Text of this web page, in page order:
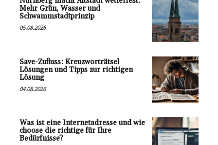
Mehr Grün, Wasser und
Schwammstadtprinzip
05.08.2026
Save-Zufluss: Kreuzworträtsel
Lösungen und Tipps zur richtigen
Lösung
04.08.2026
Was ist eine Internetadresse und wie
choose die richtige für Ihre
Bedürfnisse?